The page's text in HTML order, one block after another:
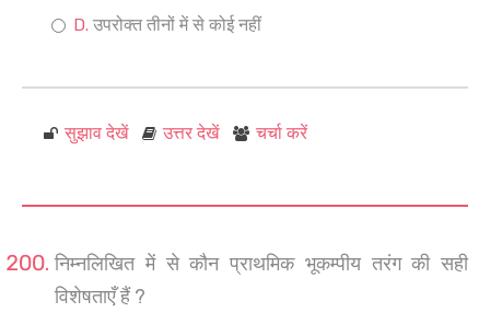
उपरोक्त तीनों में से कोई नहीं
सुझाव देखें उत्तर देखें चर्चा करें
निम्नलिखित में से कौन प्राथमिक भूकम्पीय तरंग की सही
विशेषताएँ हैं ?